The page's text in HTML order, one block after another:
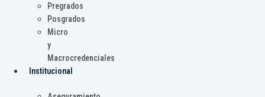
Pregrados
Posgrados
Micro
y
Macrocredenciales
Institucional